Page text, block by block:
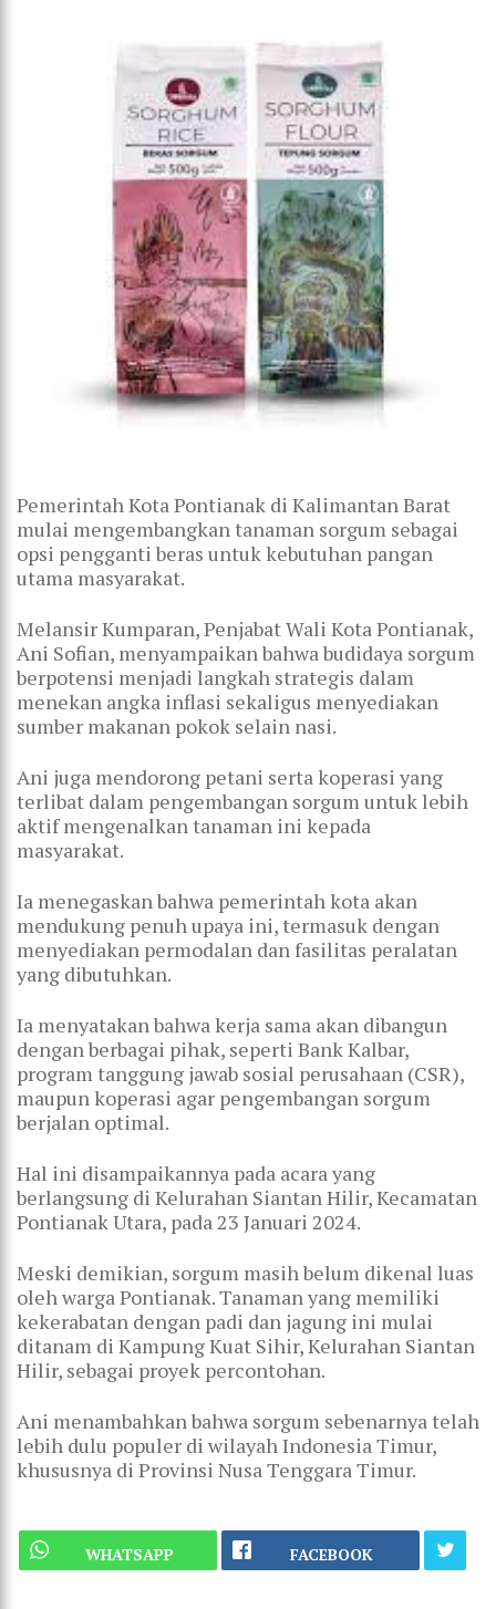
Pemerintah Kota Pontianak di Kalimantan Barat
mulai mengembangkan tanaman sorgum sebagai
opsi pengganti beras untuk kebutuhan pangan
utama masyarakat.
Melansir Kumparan, Penjabat Wali Kota Pontianak,
Ani Sofian, menyampaikan bahwa budidaya sorgum
berpotensi menjadi langkah strategis dalam
menekan angka inflasi sekaligus menyediakan
sumber makanan pokok selain nasi.
Ani juga mendorong petani serta koperasi yang
terlibat dalam pengembangan sorgum untuk lebih
aktif mengenalkan tanaman ini kepada
masyarakat.
Ia menegaskan bahwa pemerintah kota akan
mendukung penuh upaya ini, termasuk dengan
menyediakan permodalan dan fasilitas peralatan
yang dibutuhkan.
Ia menyatakan bahwa kerja sama akan dibangun
dengan berbagai pihak, seperti Bank Kalbar,
program tanggung jawab sosial perusahaan (CSR),
maupun koperasi agar pengembangan sorgum
berjalan optimal.
Hal ini disampaikannya pada acara yang
berlangsung di Kelurahan Siantan Hilir, Kecamatan
Pontianak Utara, pada 23 Januari 2024.
Meski demikian, sorgum masih belum dikenal luas
oleh warga Pontianak. Tanaman yang memiliki
kekerabatan dengan padi dan jagung ini mulai
ditanam di Kampung Kuat Sihir, Kelurahan Siantan
Hilir, sebagai proyek percontohan.
Ani menambahkan bahwa sorgum sebenarnya telah
lebih dulu populer di wilayah Indonesia Timur,
khususnya di Provinsi Nusa Tenggara Timur.
WHATSAPP FACEBOOK